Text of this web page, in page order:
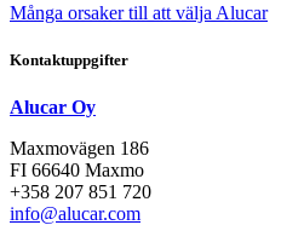
Många orsaker till att välja Alucar
Kontaktuppgifter
Alucar Oy
Maxmovägen 186
FI 66640 Maxmo
+358 207 851 720
info@alucar.com